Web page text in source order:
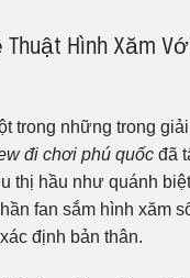
Hình Xăm
trong những trong
đi chơi phú quốc đã
thị hầu như quánh
fan sắm hình xăm
định bản thân.